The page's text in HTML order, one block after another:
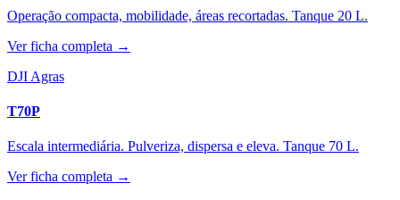
Operação compacta, mobilidade, áreas recortadas. Tanque 20 L.
Ver ficha completa →
DJI Agras
T70P
Escala intermediária. Pulveriza, dispersa e eleva. Tanque 70 L.
Ver ficha completa →